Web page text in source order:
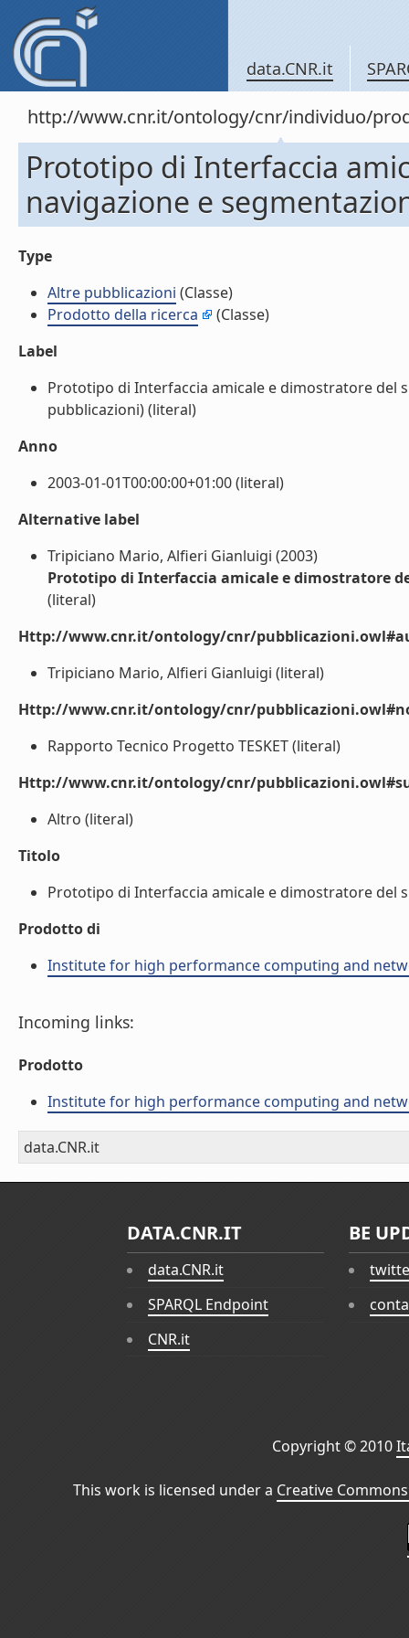
data.CNR.it
http://www.cnr.it/ontology/cnr/individuo/
Prototipo di Interfaccia
navigazione e
Type
Altre pubblicazioni (Classe)
Prodotto della ricerca
(Classe)
Label
Prototipo di Interfaccia amicale e dimostratore del
pubblicazioni) (literal)
Anno
2003-01-01T00:00:00+01:00 (literal)
Alternative label
Tripiciano Mario, Alfieri Gianluigi (2003)
Prototipo di Interfaccia amicale e dimostratore
(literal)
Http://www.cnr.it/ontology/cnr/
Tripiciano Mario, Alfieri Gianluigi (literal)
Http://www.cnr.it/ontology/cnr/
Rapporto Tecnico Progetto TESKET (literal)
Http://www.cnr.it/ontology/cnr/
Altro (literal)
Titolo
Prototipo di Interfaccia amicale e dimostratore del
Prodotto di
Institute for high performance computing and
Incoming links:
Prodotto
Institute for high performance computing and
data.CNR.it
DATA.CNR.IT
data.CNR.it
SPARQL Endpoint
CNR.it
BE
Copyright © 2010
This work is licensed under a Creative